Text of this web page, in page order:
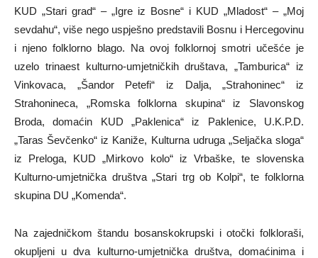
KUD „Stari grad“ – „Igre iz Bosne“ i KUD „Mladost“ – „Moj
sevdahu“, više nego uspješno predstavili Bosnu i Hercegovinu
i njeno folklorno blago. Na ovoj folklornoj smotri učešće je
uzelo trinaest kulturno-umjetničkih društava, „Tamburica“ iz
Vinkovaca, „Šandor Petefi“ iz Dalja, „Strahoninec“ iz
Strahonineca, „Romska folklorna skupina“ iz Slavonskog
Broda, domaćin KUD „Paklenica“ iz Paklenice, U.K.P.D.
„Taras Ševčenko“ iz Kaniže, Kulturna udruga „Seljačka sloga“
iz Preloga, KUD „Mirkovo kolo“ iz Vrbaške, te slovenska
Kulturno-umjetnička društva „Stari trg ob Kolpi“, te folklorna
skupina DU „Komenda“.
Na zajedničkom štandu bosanskokrupski i otočki folkloraši,
okupljeni u dva kulturno-umjetnička društva, domaćinima i